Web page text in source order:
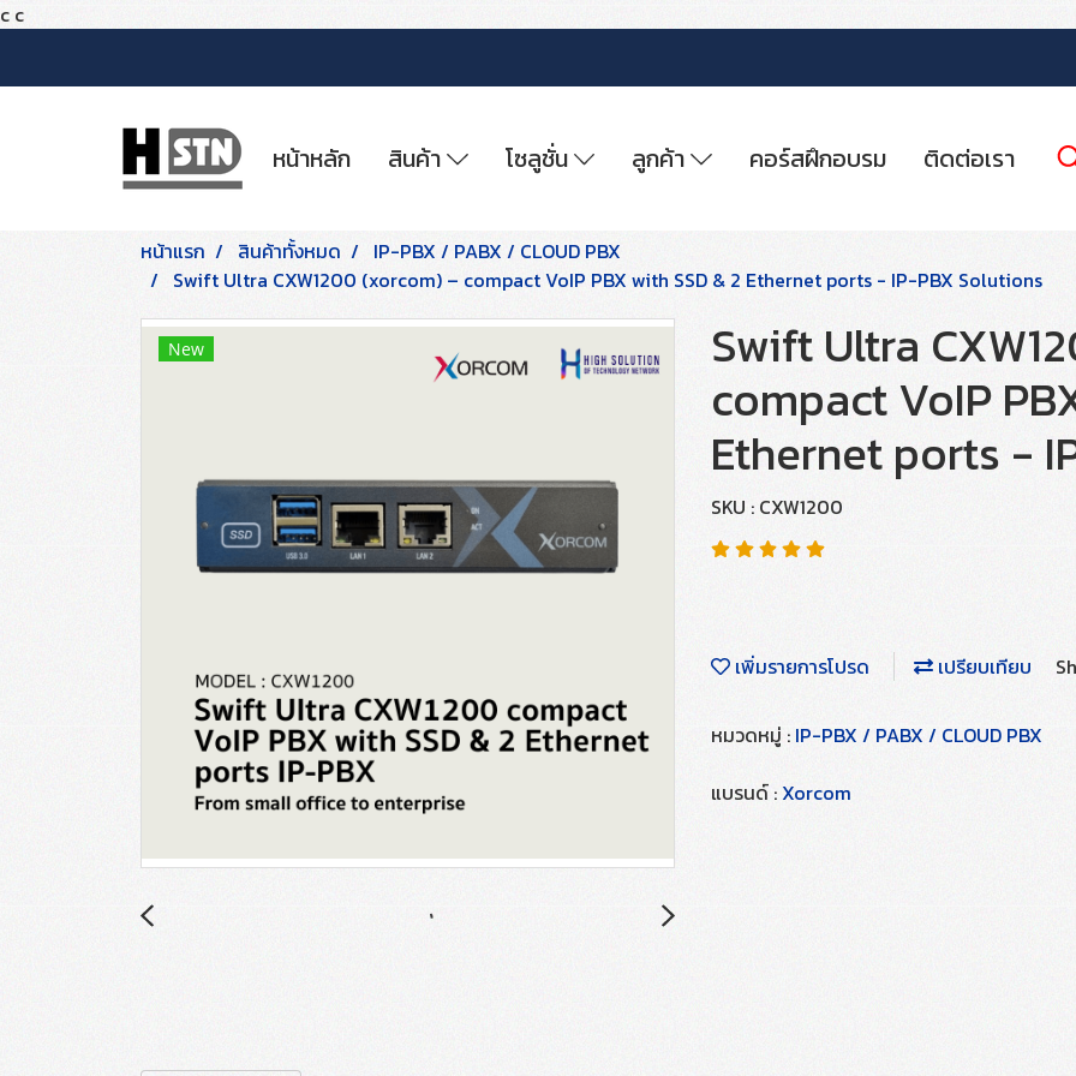
c c
หน้าหลัก สินค้า โซลูชั่น ลูกค้า คอร์สฝึกอบรม ติดต่อเรา
หน้าแรก สินค้าทั้งหมด
IP-PBX / PABX / CLOUD PBX
Swift Ultra CXW1200 (xorcom) – compact VoIP PBX with SSD & 2 Ethernet ports - IP-PBX Solutions
New Swift Ultra
compact VoIP
Ethernet ports -
SKU : CXW1200
เพิ่มรายการโปรด เปรียบเทียบ
หมวดหมู่ : IP-PBX / PABX / CLOUD PBX
แบรนด์ : Xorcom